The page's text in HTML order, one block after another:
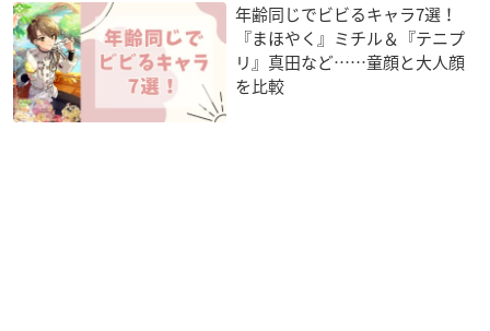
年齢同じでビビるキャラ7選！
『まほやく』ミチル＆『テニプ
リ』真田など……童顔と大人顔
を比較